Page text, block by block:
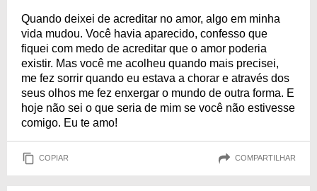
Quando deixei de acreditar no amor, algo em minha
vida mudou. Você havia aparecido, confesso que
fiquei com medo de acreditar que o amor poderia
existir. Mas você me acolheu quando mais precisei,
me fez sorrir quando eu estava a chorar e através dos
seus olhos me fez enxergar o mundo de outra forma. E
hoje não sei o que seria de mim se você não estivesse
comigo. Eu te amo!
COPIAR COMPARTILHAR